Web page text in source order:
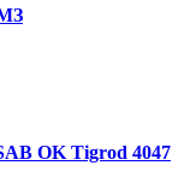
OK Tigrod 4047